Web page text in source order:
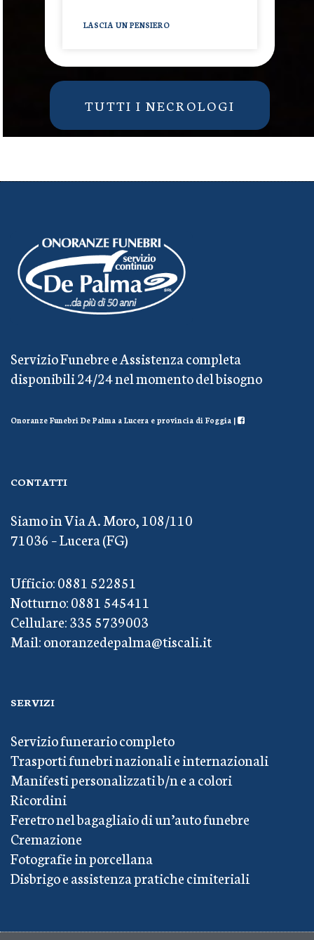
LASCIA UN PENSIERO
TUTTI I NECROLOGI
Servizio Funebre e Assistenza completa
disponibili 24/24 nel momento del bisogno
Onoranze Funebri De Palma a Lucera e provincia di Foggia |
CONTATTI
Siamo in Via A. Moro, 108/110
71036 – Lucera (FG)
Ufficio: 0881 522851
Notturno: 0881 545411
Cellulare: 335 5739003
Mail: onoranzedepalma@tiscali.it
SERVIZI
Servizio funerario completo
Trasporti funebri nazionali e internazionali
Manifesti personalizzati b/n e a colori
Ricordini
Feretro nel bagagliaio di un’auto funebre
Cremazione
Fotografie in porcellana
Disbrigo e assistenza pratiche cimiteriali